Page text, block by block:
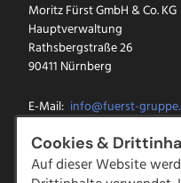
Moritz Fürst GmbH & Co. KG
Hauptverwaltung
Rathsbergstraße 26
90411 Nürnberg
E-Mail: info@fuerst-
Fax: 0911 5213-100
Cookies &
Auf dieser Website